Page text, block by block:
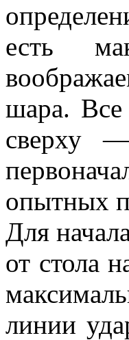
есть
шара. Все
сверху
опытных
Для
от стола
линии